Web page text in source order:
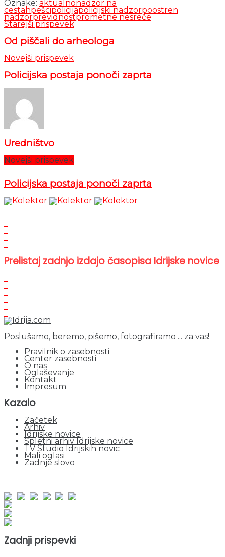
Oznake: aktualnonadzor na
cestahpešcipolicijapolicijski nadzorpoostren
nadzorprevidnostprometne nesreče
Starejši prispevek
Od piščali do arheologa
Novejši prispevek
Policijska postaja ponoči zaprta
Uredništvo
Novejši prispevek
Policijska postaja ponoči zaprta
Prelistaj zadnjo izdajo časopisa Idrijske novice
Poslušamo, beremo, pišemo, fotografiramo ... za vas!
Pravilnik o zasebnosti
Center zasebnosti
O nas
Oglaševanje
Kontakt
Impresum
Kazalo
Začetek
Arhiv
Idrijske novice
Spletni arhiv Idrijske novice
TV Studio Idrijskih novic
Mali oglasi
Zadnje slovo
Zadnji prispevki